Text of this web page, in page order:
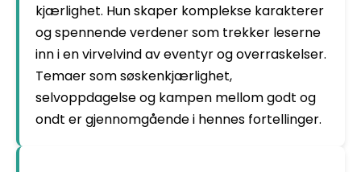
kjærlighet. Hun skaper komplekse karakterer
og spennende verdener som trekker leserne
inn i en virvelvind av eventyr og overraskelser.
Temaer som søskenkjærlighet,
selvoppdagelse og kampen mellom godt og
ondt er gjennomgående i hennes fortellinger.